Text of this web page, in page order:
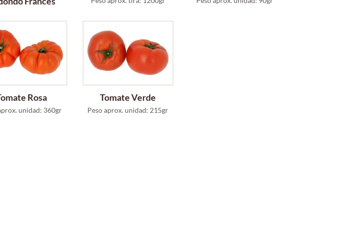
Rosa
unidad: 360gr
Tomate Verde
Peso aprox. unidad: 215gr